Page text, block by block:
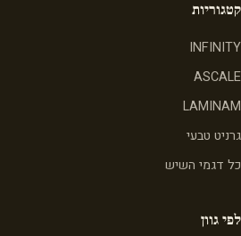
קטגוריות
INFINITY
ASCALE
LAMINAM
גרניט טבעי
כל דגמי השיש
לפי גוון